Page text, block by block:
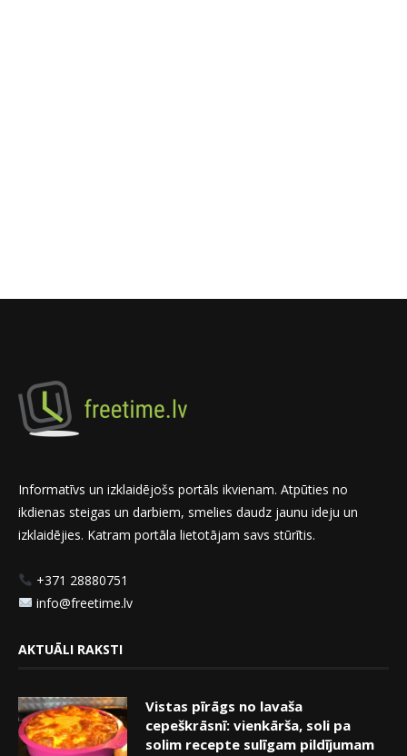
Informatīvs un izklaidējošs portāls ikvienam. Atpūties no
ikdienas steigas un darbiem, smelies daudz jaunu ideju un
izklaidējies. Katram portāla lietotājam savs stūrītis.
+371 28880751
info@freetime.lv
AKTUĀLI RAKSTI
Vistas pīrāgs no lavaša
cepeškrāsnī: vienkārša, soli pa
solim recepte sulīgam pildījumam